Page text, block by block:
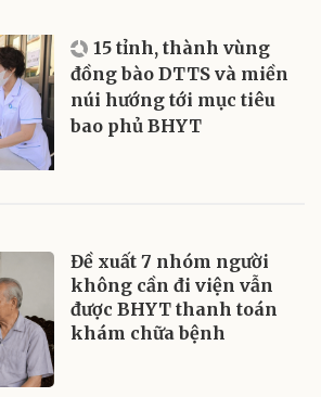
15 tỉnh, thành vùng
đồng bào DTTS và miền
núi hướng tới mục tiêu
bao phủ BHYT
Đề xuất 7 nhóm người
không cần đi viện vẫn
được BHYT thanh toán
khám chữa bệnh